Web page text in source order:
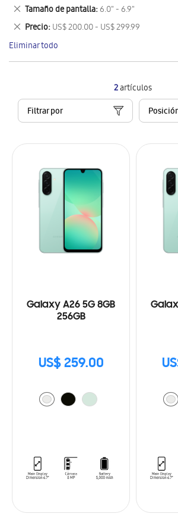
2artículos
Filtrar por
Galaxy A26 5G 8GB
256GB
US$ 259.00
este
artículo
Tamaño de pantalla 6.0" - 6.9"
Eliminar
este
artículo
Precio US$ 200.00 - US$ 299.99
Eliminar
este
artículo
Eliminar todo